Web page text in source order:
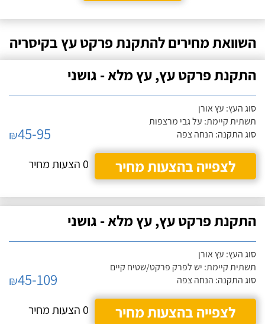
השוואת מחירים להתקנת פרקט עץ בקיסריה
התקנת פרקט עץ, עץ מלא - גושני
סוג העץ: עץ אורן
תשתית קיימת: על גבי מרצפות
סוג התקנה: הנחה צפה
₪45-95
לצפייה בהצעות מחיר
0 הצעות מחיר
התקנת פרקט עץ, עץ מלא - גושני
סוג העץ: עץ אורן
תשתית קיימת: יש לפרק פרקט/שטיח קיים
סוג התקנה: הנחה צפה
₪45-109
לצפייה בהצעות מחיר
0 הצעות מחיר